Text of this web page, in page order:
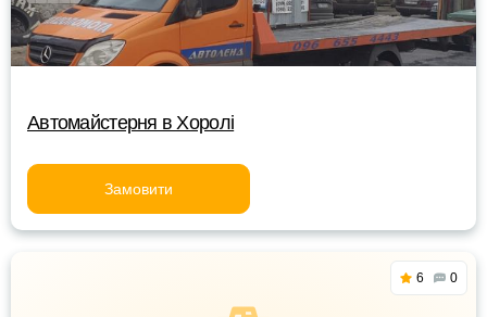
Автомайстерня в Хоролі
Замовити
6 0